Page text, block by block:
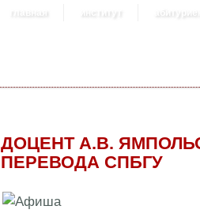
главная институт
ДОЦЕНТ А.В.
ПЕРЕВОДА СПБГУ